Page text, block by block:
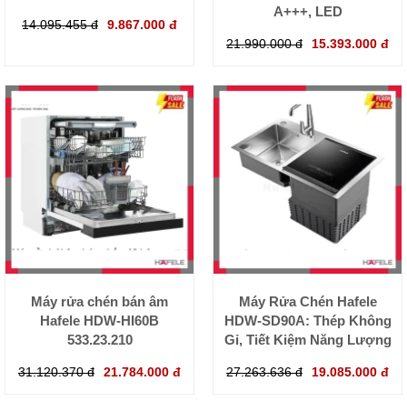
14.095.455 đ 9.867.000 đ
A+++, LED
21.990.000 đ 15.393.000 đ
Máy rửa chén bán âm
Hafele HDW-HI60B
533.23.210
31.120.370 đ 21.784.000 đ
Máy Rửa Chén Hafele
HDW-SD90A: Thép Không
Gỉ, Tiết Kiệm Năng Lượng
27.263.636 đ 19.085.000 đ